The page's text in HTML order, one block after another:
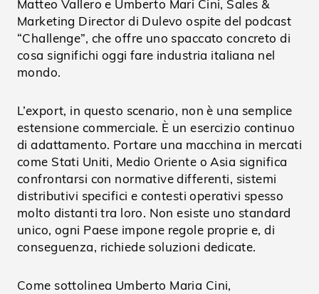
Matteo Vallero e Umberto Mari Cini, Sales &
Marketing Director di Dulevo ospite del podcast
“Challenge”, che offre uno spaccato concreto di
cosa significhi oggi fare industria italiana nel
mondo.
L’export, in questo scenario, non è una semplice
estensione commerciale. È un esercizio continuo
di adattamento. Portare una macchina in mercati
come Stati Uniti, Medio Oriente o Asia significa
confrontarsi con normative differenti, sistemi
distributivi specifici e contesti operativi spesso
molto distanti tra loro. Non esiste uno standard
unico, ogni Paese impone regole proprie e, di
conseguenza, richiede soluzioni dedicate.
Come sottolinea Umberto Maria Cini,